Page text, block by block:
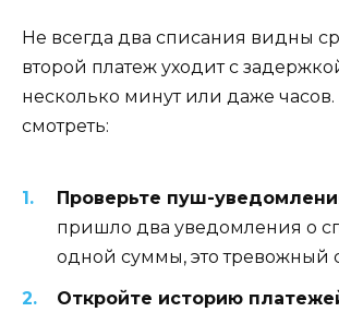
Не всегда два списания видны
второй платеж уходит с
несколько минут или даже часов.
смотреть:
Проверьте пуш-
пришло два уведомления о
одной суммы, это тревожный
Откройте историю